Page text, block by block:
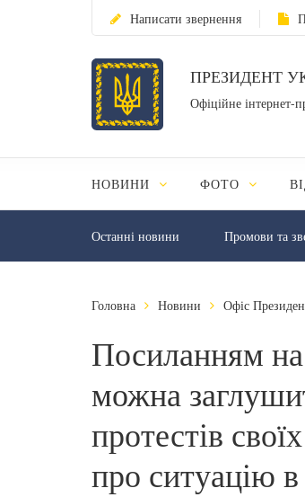
Написати звернення
ПРЕЗИДЕНТ
Офіційне інтернет-
НОВИНИ ФОТО
Останні новини Промови та
Головна Новини Офіс
Посиланням
можна
протестів
про ситуацію в